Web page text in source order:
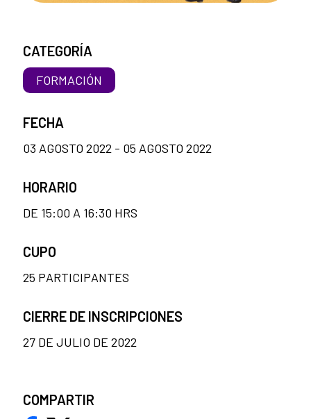
CATEGORÍA
FORMACIÓN
FECHA
03 AGOSTO 2022 - 05 AGOSTO 2022
HORARIO
DE 15:00 A 16:30 HRS
CUPO
25 PARTICIPANTES
CIERRE DE INSCRIPCIONES
27 DE JULIO DE 2022
COMPARTIR